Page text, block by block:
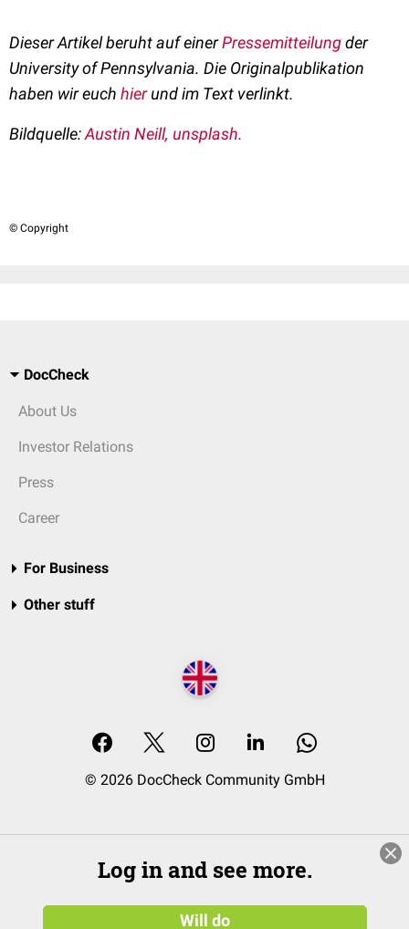
Dieser Artikel beruht auf einerPressemitteilungder
University of Pennsylvania. Die Originalpublikation
haben wir euch hierund im Text verlinkt.
Bildquelle:Austin Neill, unsplash.
© Copyright
DocCheck
About Us
Investor Relations
Press
Career
For Business
Other stuff
© 2026 DocCheck Community GmbH
Log in and see more.
Will do